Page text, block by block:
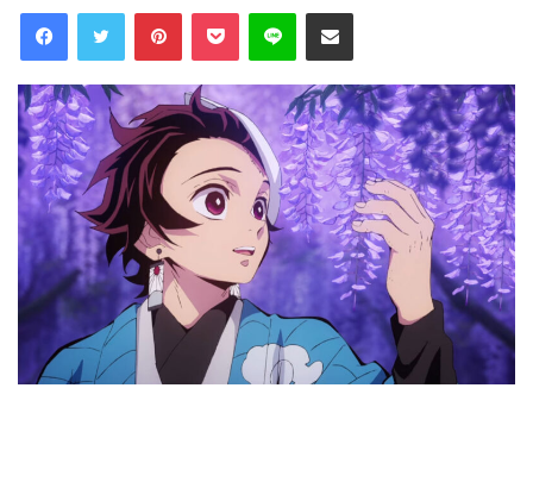
FacebookTwitter PinterestPocket Line Share via Email